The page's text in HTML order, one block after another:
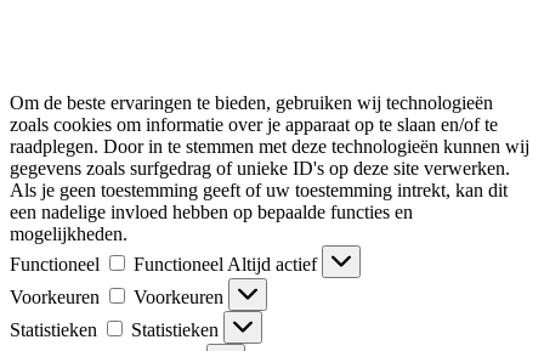
Om de beste ervaringen te bieden, gebruiken wij technologieën
zoals cookies om informatie over je apparaat op te slaan en/of te
raadplegen. Door in te stemmen met deze technologieën kunnen wij
gegevens zoals surfgedrag of unieke ID's op deze site verwerken.
Als je geen toestemming geeft of uw toestemming intrekt, kan dit
een nadelige invloed hebben op bepaalde functies en
mogelijkheden.
Functioneel
Functioneel Altijd actief
Voorkeuren
Voorkeuren
Statistieken
Statistieken